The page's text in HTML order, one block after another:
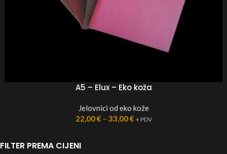
FILTER PREMA CIJENI
A5 – Elux – Eko koža
Jelovnici od eko kože
22,00€ – 33,00€ + PDV